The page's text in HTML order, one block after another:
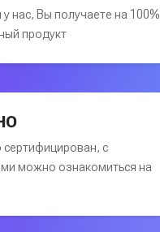
нас, Вы получаете на 100%
продукт
сертифицирован, с
можно ознакомиться на